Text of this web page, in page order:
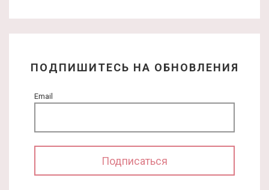
ПОДПИШИТЕСЬ НА ОБНОВЛЕНИЯ
Email